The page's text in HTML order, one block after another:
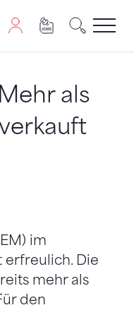
JavaScript benötigt.
als
im
erfreulich. Die
mehr als
den